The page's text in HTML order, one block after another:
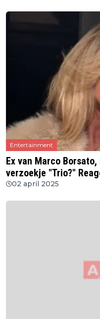
Entertainment
Ex van Marco
verzoekje "Trio?"
02 april 2025